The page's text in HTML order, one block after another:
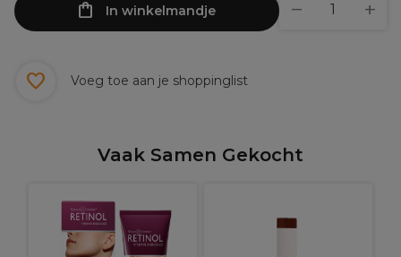
In winkelmandje
Voeg toe aan je shoppinglist
Vaak Samen Gekocht